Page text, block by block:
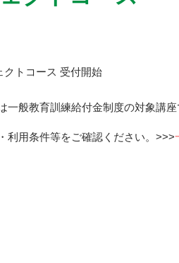
クトコース 受付開始
一般教育訓練給付金制度の対象講座
利用条件等をご確認ください。>>>